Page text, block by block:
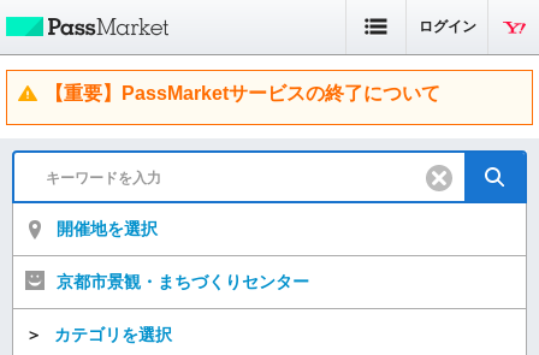
ログイン
【重要】PassMarketサービスの終了について
開催地を選択
京都市景観・まちづくりセンター
＞ カテゴリを選択